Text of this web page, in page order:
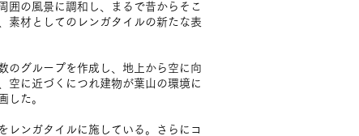
囲の風景に調和し、まるで昔からそこ
素材としてのレンガタイルの新たな表
のグループを作成し、地上から空に向
に近づくにつれ建物が葉山の環境に
した。
レンガタイルに施している。さらにコ